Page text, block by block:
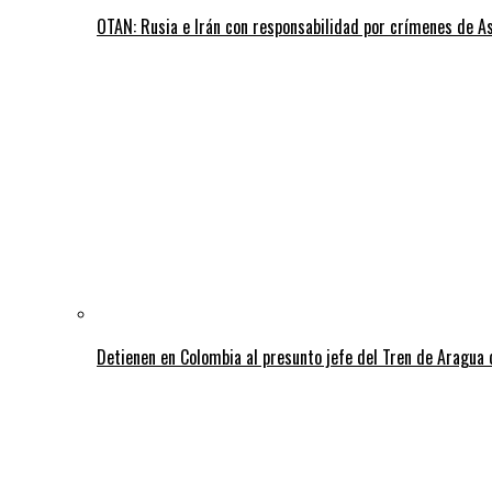
OTAN: Rusia e Irán con responsabilidad por crímenes de
Detienen en Colombia al presunto jefe del Tren de Aragua